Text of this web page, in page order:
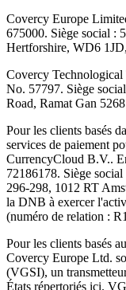
Covercy Europe
675000. Siège social :
Hertforshire, WD6
Covercy Technological
No. 57797. Siège
Road, Ramat Gan
Pour les clients basés
services de paiement
CurrencyCloud B.V..
72186178. Siège
296-298, 1012 RT
la DNB à exercer
(numéro de relation :
Pour les clients basés
Covercy Europe Ltd.
(VGSI), un
États répertoriés ici.